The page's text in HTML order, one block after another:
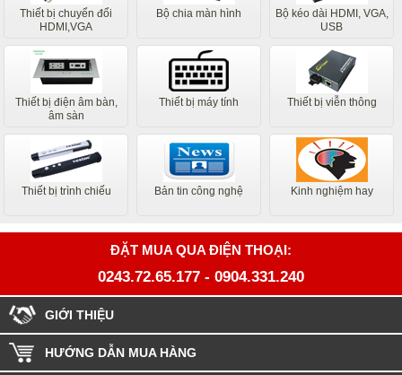
Thiết bị chuyển đổi
HDMI,VGA
Bộ chia màn hình
Bộ kéo dài HDMI, VGA,
USB
Thiết bị điện âm bàn,
âm sàn
Thiết bị máy tính Thiết bị viễn thông
Thiết bị trình chiếu Bản tin công nghệ Kinh nghiệm hay
ĐẶT MUA QUA ĐIỆN THOẠI:
0243.72.65.177 - 0904.331.240
GIỚI THIỆU
HƯỚNG DẪN MUA HÀNG